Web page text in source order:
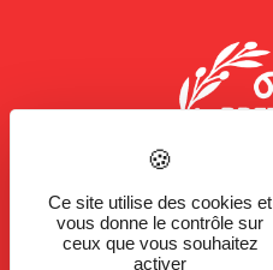
Ce site utilise des cookies et
vous donne le contrôle sur
ceux que vous souhaitez
activer